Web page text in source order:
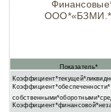
Показатель*
Коэффициент*обеспеченности*